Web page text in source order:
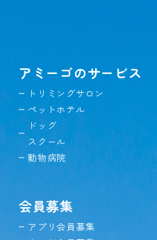
アミーゴのサービス
トリミングサロン
ペットホテル
ドッグ
スクール
動物病院
会員募集
アプリ会員募集